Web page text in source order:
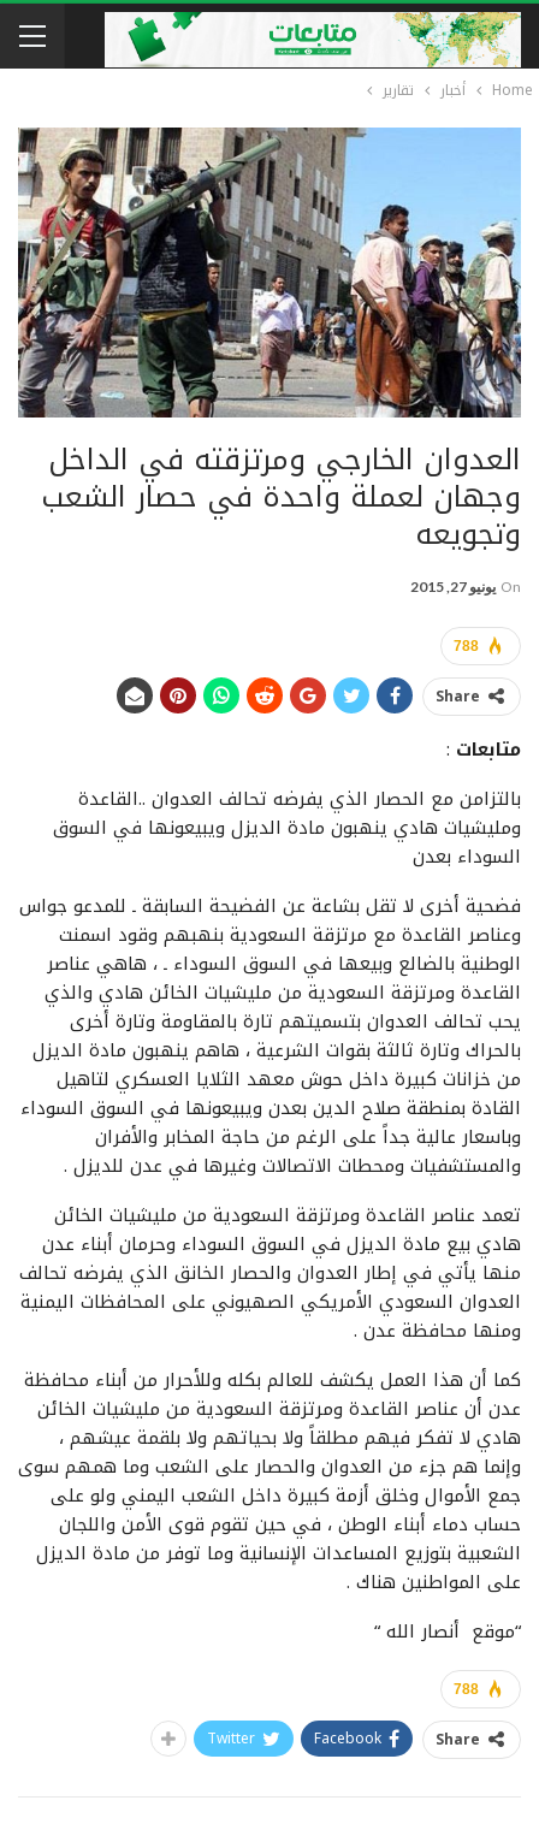
Home أخبار تقارير
العدوان الخارجي ومرتزقته في الداخل
وجهان لعملة واحدة في حصار الشعب
وتجويعه
On يونيو 27, 2015
788
Share
متابعات :
بالتزامن مع الحصار الذي يفرضه تحالف العدوان ..القاعدة
ومليشيات هادي ينهبون مادة الديزل ويبيعونها في السوق
السوداء بعدن
فضحية أخرى لا تقل بشاعة عن الفضيحة السابقة ـ للمدعو جواس
وعناصر القاعدة مع مرتزقة السعودية بنهبهم وقود اسمنت
الوطنية بالضالع وبيعها في السوق السوداء ـ ، هاهي عناصر
القاعدة ومرتزقة السعودية من مليشيات الخائن هادي والذي
يحب تحالف العدوان بتسميتهم تارة بالمقاومة وتارة أخرى
بالحراك وتارة ثالثة بقوات الشرعية ، هاهم ينهبون مادة الديزل
من خزانات كبيرة داخل حوش معهد الثلايا العسكري لتاهيل
القادة بمنطقة صلاح الدين بعدن ويبيعونها في السوق السوداء
وباسعار عالية جداً على الرغم من حاجة المخابر والأفران
والمستشفيات ومحطات الاتصالات وغيرها في عدن للديزل .
تعمد عناصر القاعدة ومرتزقة السعودية من مليشيات الخائن
هادي بيع مادة الديزل في السوق السوداء وحرمان أبناء عدن
منها يأتي في إطار العدوان والحصار الخانق الذي يفرضه تحالف
العدوان السعودي الأمريكي الصهيوني على المحافظات اليمنية
ومنها محافظة عدن .
كما أن هذا العمل يكشف للعالم بكله وللأحرار من أبناء محافظة
عدن أن عناصر القاعدة ومرتزقة السعودية من مليشيات الخائن
هادي لا تفكر فيهم مطلقاً ولا بحياتهم ولا بلقمة عيشهم ،
وإنما هم جزء من العدوان والحصار على الشعب وما همهم سوى
جمع الأموال وخلق أزمة كبيرة داخل الشعب اليمني ولو على
حساب دماء أبناء الوطن ، في حين تقوم قوى الأمن واللجان
الشعبية بتوزيع المساعدات الإنسانية وما توفر من مادة الديزل
على المواطنين هناك .
“موقع أنصار الله “
788
Share
Facebook
Twitter